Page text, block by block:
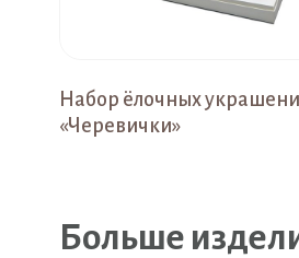
Набор ёлочных
«Черевички»
Больше